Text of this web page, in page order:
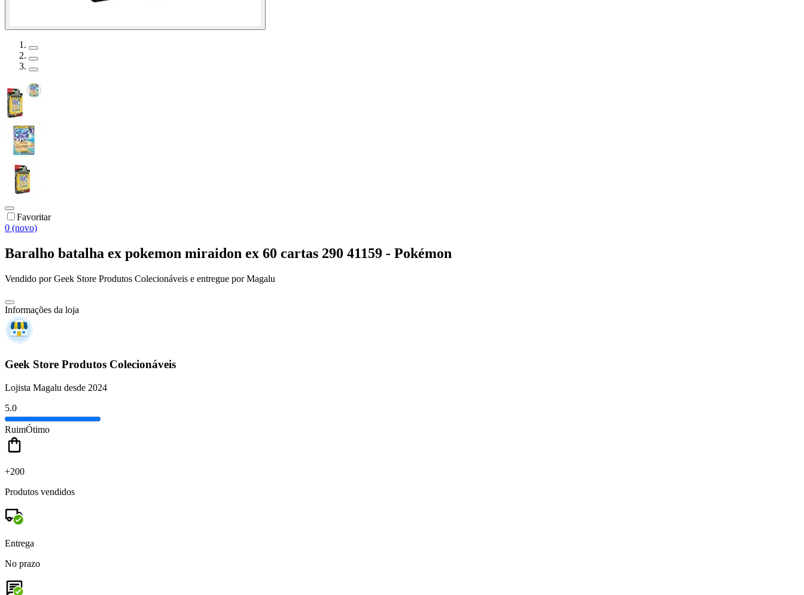
Favoritar
0 (novo)
Baralho batalha ex pokemon miraidon ex 60 cartas 290 41159 - Pokémon
Vendido porGeek Store Produtos Colecionáveis e entregue por Magalu
Informações da loja
Geek Store Produtos Colecionáveis
Lojista Magalu desde 2024
5.0
RuimÓtimo
+200
Produtos vendidos
Entrega
No prazo